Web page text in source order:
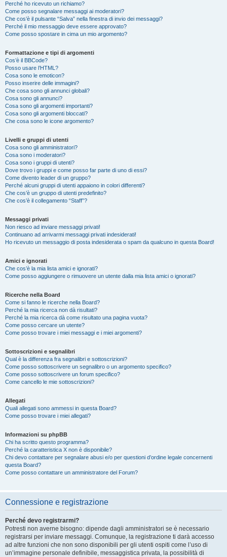
Perché ho ricevuto un richiamo?
Come posso segnalare messaggi ai moderatori?
Che cos’è il pulsante “Salva” nella finestra di invio dei messaggi?
Perché il mio messaggio deve essere approvato?
Come posso spostare in cima un mio argomento?
Formattazione e tipi di argomenti
Cos’è il BBCode?
Posso usare l’HTML?
Cosa sono le emoticon?
Posso inserire delle immagini?
Che cosa sono gli annunci globali?
Cosa sono gli annunci?
Cosa sono gli argomenti importanti?
Cosa sono gli argomenti bloccati?
Che cosa sono le icone argomento?
Livelli e gruppi di utenti
Cosa sono gli amministratori?
Cosa sono i moderatori?
Cosa sono i gruppi di utenti?
Dove trovo i gruppi e come posso far parte di uno di essi?
Come divento leader di un gruppo?
Perché alcuni gruppi di utenti appaiono in colori differenti?
Che cos’è un gruppo di utenti predefinito?
Che cos’è il collegamento “Staff”?
Messaggi privati
Non riesco ad inviare messaggi privati!
Continuano ad arrivarmi messaggi privati indesiderati!
Ho ricevuto un messaggio di posta indesiderata o spam da qualcuno in questa Board!
Amici e ignorati
Che cos’è la mia lista amici e ignorati?
Come posso aggiungere o rimuovere un utente dalla mia lista amici o ignorati?
Ricerche nella Board
Come si fanno le ricerche nella Board?
Perché la mia ricerca non dà risultati?
Perché la mia ricerca dà come risultato una pagina vuota?
Come posso cercare un utente?
Come posso trovare i miei messaggi e i miei argomenti?
Sottoscrizioni e segnalibri
Qual è la differenza fra segnalibri e sottoscrizioni?
Come posso sottoscrivere un segnalibro o un argomento specifico?
Come posso sottoscrivere un forum specifico?
Come cancello le mie sottoscrizioni?
Allegati
Quali allegati sono ammessi in questa Board?
Come posso trovare i miei allegati?
Informazioni su phpBB
Chi ha scritto questo programma?
Perché la caratteristica X non è disponibile?
Chi devo contattare per segnalare abusi e/o per questioni d’ordine legale concernenti
questa Board?
Come posso contattare un amministratore del Forum?
Connessione e registrazione
Perché devo registrarmi?
Potresti non averne bisogno: dipende dagli amministratori se è necessario
registrarsi per inviare messaggi. Comunque, la registrazione ti darà accesso
ad altre funzioni che non sono disponibili per gli utenti ospiti come l’uso di
un’immagine personale definibile, messaggistica privata, la possibilità di